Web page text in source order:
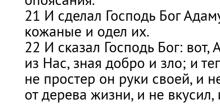
21 И сделал Господь Бог
кожаные и одел их.
22 И сказал Господь Бог: вот,
из Нас, зная добро и зло; и
не простер он руки своей, и
от дерева жизни, и не